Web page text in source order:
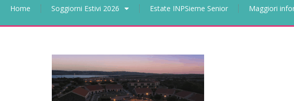
Home Soggiorni Estivi 2026 Estate INPSieme Senior Maggiori